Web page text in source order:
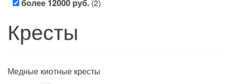
более 12000 руб. (2)
Кресты
Медные киотные кресты